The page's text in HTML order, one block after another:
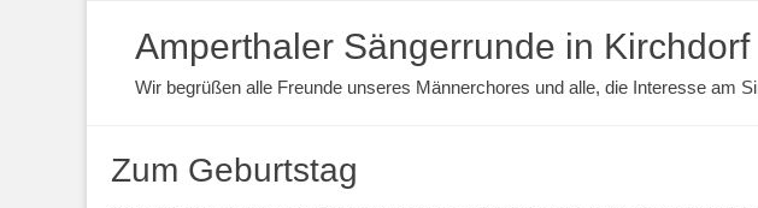
Amperthaler Sängerrunde in Kirchdorf
Wir begrüßen alle Freunde unseres Männerchores und alle, die Interesse am
Zum Geburtstag